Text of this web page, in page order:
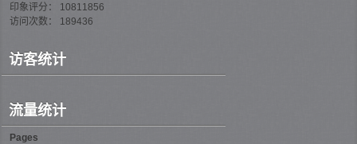
印象评分： 10811856
访问次数： 189436
访客统计
流量统计
Pages